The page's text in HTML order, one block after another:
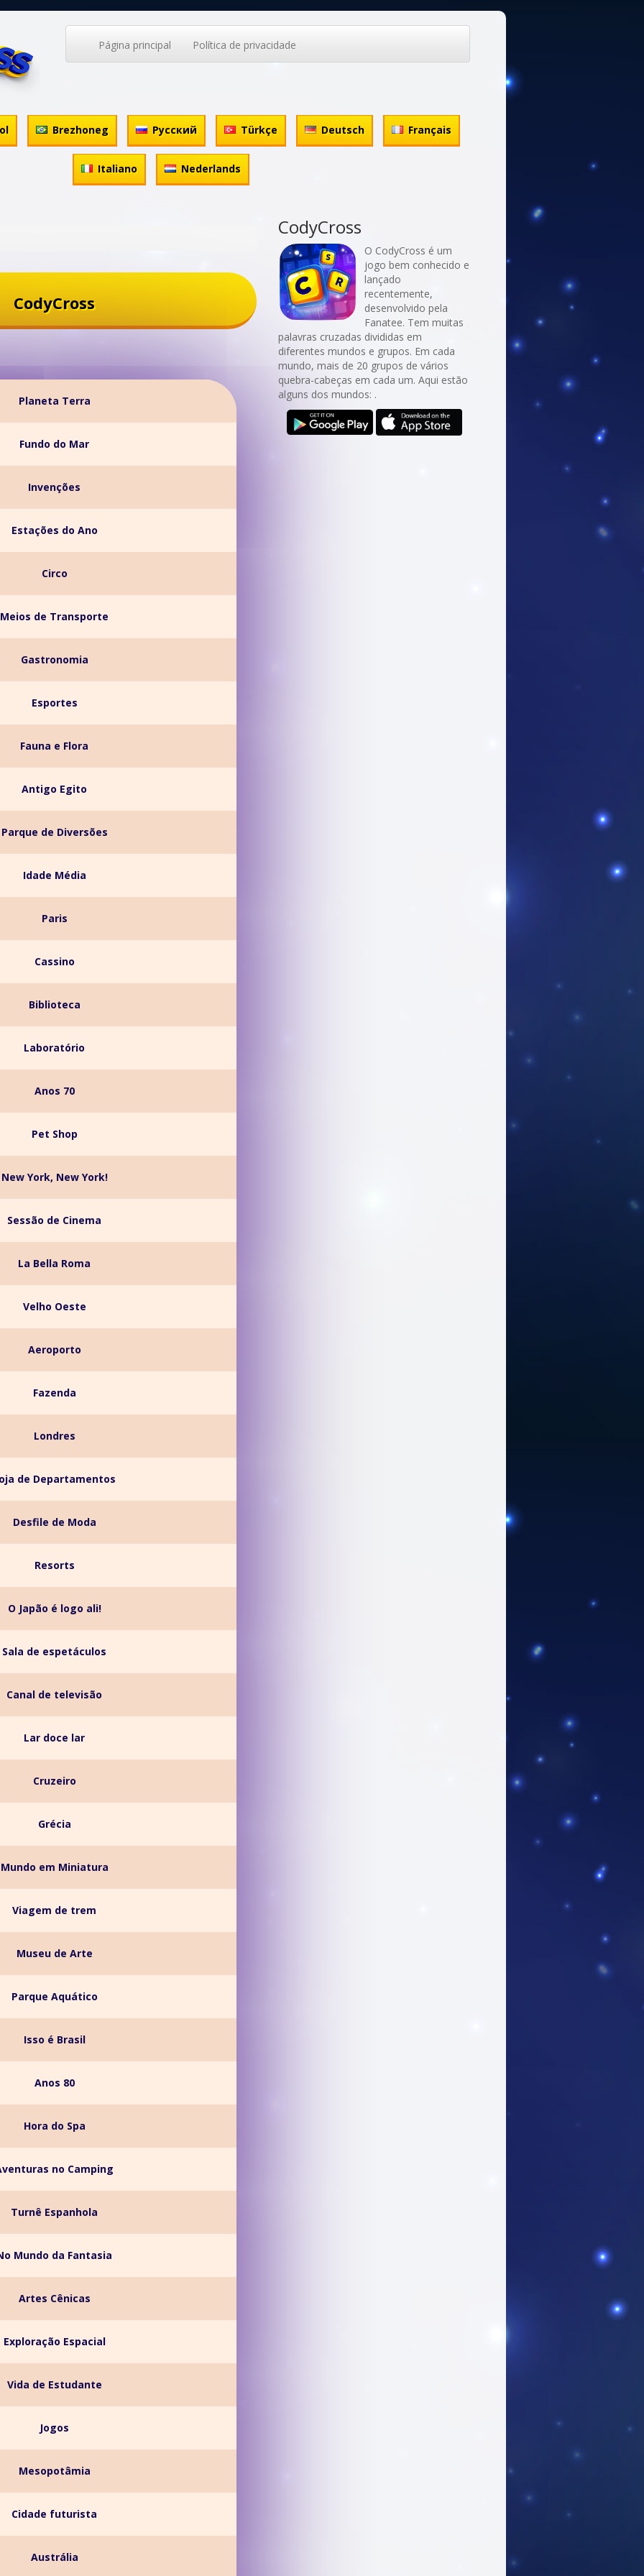
Página principal Política de privacidade
Brezhoneg Русский Türkçe Deutsch Français
Italiano Nederlands
CodyCross
Planeta Terra
Fundo do Mar
Invenções
Estações do Ano
Circo
Meios de Transporte
Gastronomia
Esportes
Fauna e Flora
Antigo Egito
Parque de Diversões
Idade Média
Paris
Cassino
Biblioteca
Laboratório
Anos 70
Pet Shop
New York, New York!
Sessão de Cinema
La Bella Roma
Velho Oeste
Aeroporto
Fazenda
Londres
de Departamentos
Desfile de Moda
Resorts
O Japão é logo ali!
Sala de espetáculos
Canal de televisão
Lar doce lar
Cruzeiro
Grécia
Mundo em Miniatura
Viagem de trem
Museu de Arte
Parque Aquático
Isso é Brasil
Anos 80
Hora do Spa
no Camping
Turnê Espanhola
Mundo da Fantasia
Artes Cênicas
Exploração Espacial
Vida de Estudante
Jogos
Mesopotâmia
Cidade futurista
Austrália
CodyCross
O CodyCross é um
jogo bem conhecido e
lançado
recentemente,
desenvolvido pela
Fanatee. Tem muitas
palavras cruzadas divididas em
diferentes mundos e grupos. Em cada
mundo, mais de 20 grupos de vários
quebra-cabeças em cada um. Aqui estão
alguns dos mundos: .